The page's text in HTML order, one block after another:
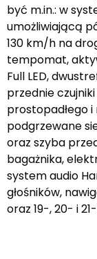
być m.in.: w
umożliwiającą
130 km/h na
tempomat,
Full LED,
przednie
prostopadłego i
podgrzewane
oraz szyba
bagażnika,
system audio
głośników,
oraz 19-, 20- i